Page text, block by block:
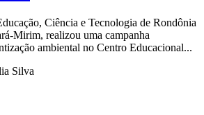
Ciência e Tecnologia de Rondônia
Mirim, realizou uma campanha
ambiental no Centro Educacional...
Silva